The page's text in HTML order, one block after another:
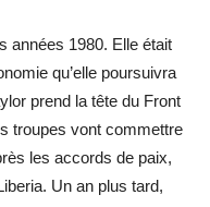
années 1980. Elle était
qu’elle poursuivra
prend la tête du Front
troupes vont commettre
les accords de paix,
Un an plus tard,